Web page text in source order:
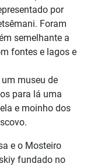
por
Foram
semelhante a
fontes e lagos e
museu de
para lá uma
e moinho dos
e o Mosteiro
fundado no